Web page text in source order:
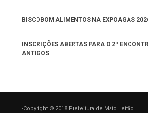
BISCOBOM ALIMENTOS NA EXPOAGAS
INSCRIÇÕES ABERTAS PARA O 2º
ANTIGOS
-Copyright © 2018 Prefeitura de Mato Leitão